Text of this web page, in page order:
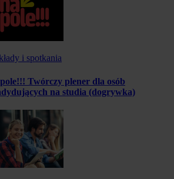
i spotkania
Twórczy plener dla osób
na studia (dogrywka)